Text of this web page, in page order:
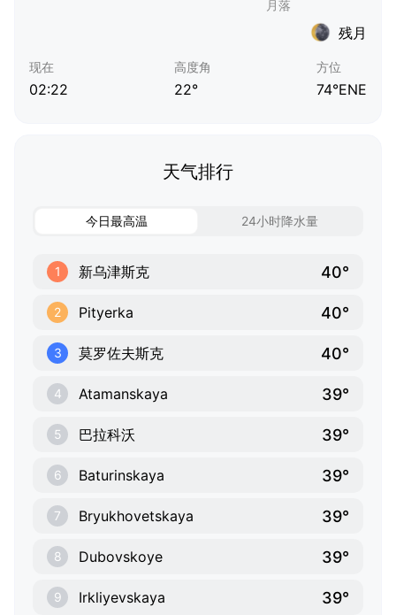
残月
现在
02:22
高度角
22°
方位
74°ENE
天气排行
今日最高温 24小时降水量
1 新乌津斯克 40°
2 Pityerka 40°
3 莫罗佐夫斯克 40°
4 Atamanskaya 39°
5 巴拉科沃 39°
6 Baturinskaya 39°
7 Bryukhovetskaya 39°
8 Dubovskoye 39°
9 Irkliyevskaya 39°